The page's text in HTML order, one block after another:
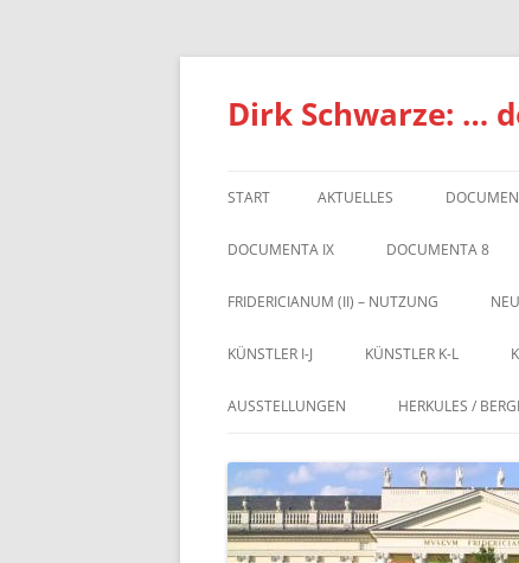
Zum
springen
Dirk Schwarze: …
START AKTUELLES
DOCUMENTA IX DOCUMENTA 8
FRIDERICIANUM (II) – NUTZUNG
KÜNSTLER I-J KÜNSTLER K-L
AUSSTELLUNGEN HERKULES /